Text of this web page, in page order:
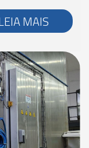
MAIS